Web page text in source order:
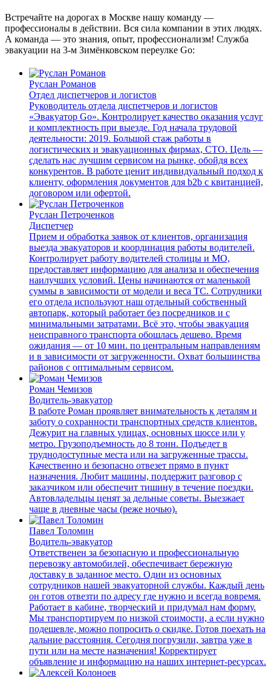
Встречайте на дорогах в Москве нашу команду —
профессионалы в действии. Вся сила компании в этих людях.
А команда — это знания, опыт, профессионализм! Служба
эвакуации на 3-м Зимёнковском переулке Go:
Руслан Романов
Отдел диспетчеров и логистов
Руководитель отдела диспетчеров и логистов
«Эвакуатор Go». Контролирует качество оказания услуг
и комплектность при выезде. Год начала трудовой
деятельности: 2019. Большой стаж работы в
логистических и эвакуационных фирмах, СТО. Цель —
сделать нас лучшим сервисом на рынке, обойдя всех
конкурентов. В работе ценит индивидуальный подход к
клиенту, оформления документов для b2b с квитанцией,
договором или офертой.
Руслан Петроченков
Диспетчер
Прием и обработка заявок от клиентов, организация
выезда эвакуаторов и координация работы водителей.
Контролирует работу водителей столицы и МО,
предоставляет информацию для анализа и обеспечения
наилучших условий. Цены начинаются от маленькой
суммы в зависимости от модели и веса ТС. Сотрудники
его отдела используют наш отдельный собственный
автопарк, который работает без посредников и с
минимальными затратами. Всё это, чтобы эвакуация
неисправного транспорта обошлась дешево. Время
ожидания — от 10 мин. по центральным направлениям
и в зависимости от загруженности. Охват большинства
районов с оптимальным сервисом.
Роман Чемизов
Водитель-эвакуатор
В работе Роман проявляет внимательность к деталям и
заботу о сохранности транспортных средств клиентов.
Дежурит на главных улицах, основных шоссе или у
метро. Грузоподъемность до 8 тонн. Подъедет в
труднодоступные места или на загруженные трассы.
Качественно и безопасно отвезет прямо в пункт
назначения. Любит машины, поддержит разговор с
заказчиком или обеспечит тишину в течение поездки.
Автовладельцы ценят за дельные советы. Выезжает
чаще в дневные часы (реже ночью).
Павел Толомин
Водитель-эвакуатор
Ответственен за безопасную и профессиональную
перевозку автомобилей, обеспечивает бережную
доставку в заданное место. Один из основных
сотрудников нашей эвакуаторной службы. Каждый день
он готов отвезти по адресу где нужно и всегда вовремя.
Работает в кабине, творческий и придумал нам форму.
Мы транспортируем по низкой стоимости, а если нужно
подешевле, можно попросить о скидке. Готов поехать на
дальние расстояния. Сегодня погрузили, завтра уже в
пути или на месте назначения! Корректирует
объявление и информацию на наших интернет-ресурсах.